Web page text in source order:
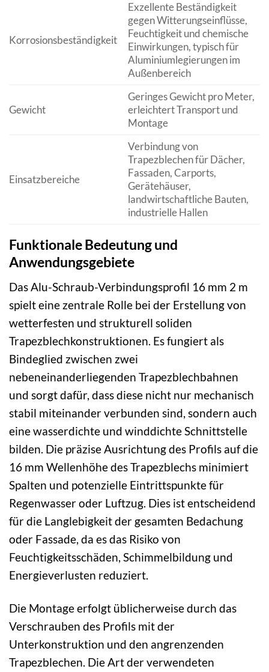
Korrosionsbeständigkeit
Exzellente Beständigkeit
gegen Witterungseinflüsse,
Feuchtigkeit und chemische
Einwirkungen, typisch für
Aluminiumlegierungen im
Außenbereich
Gewicht
Geringes Gewicht pro Meter,
erleichtert Transport und
Montage
Einsatzbereiche
Verbindung von
Trapezblechen für Dächer,
Fassaden, Carports,
Gerätehäuser,
landwirtschaftliche Bauten,
industrielle Hallen
Funktionale Bedeutung und
Anwendungsgebiete
Das Alu-Schraub-Verbindungsprofil 16 mm 2 m
spielt eine zentrale Rolle bei der Erstellung von
wetterfesten und strukturell soliden
Trapezblechkonstruktionen. Es fungiert als
Bindeglied zwischen zwei
nebeneinanderliegenden Trapezblechbahnen
und sorgt dafür, dass diese nicht nur mechanisch
stabil miteinander verbunden sind, sondern auch
eine wasserdichte und winddichte Schnittstelle
bilden. Die präzise Ausrichtung des Profils auf die
16 mm Wellenhöhe des Trapezblechs minimiert
Spalten und potenzielle Eintrittspunkte für
Regenwasser oder Luftzug. Dies ist entscheidend
für die Langlebigkeit der gesamten Bedachung
oder Fassade, da es das Risiko von
Feuchtigkeitsschäden, Schimmelbildung und
Energieverlusten reduziert.
Die Montage erfolgt üblicherweise durch das
Verschrauben des Profils mit der
Unterkonstruktion und den angrenzenden
Trapezblechen. Die Art der verwendeten